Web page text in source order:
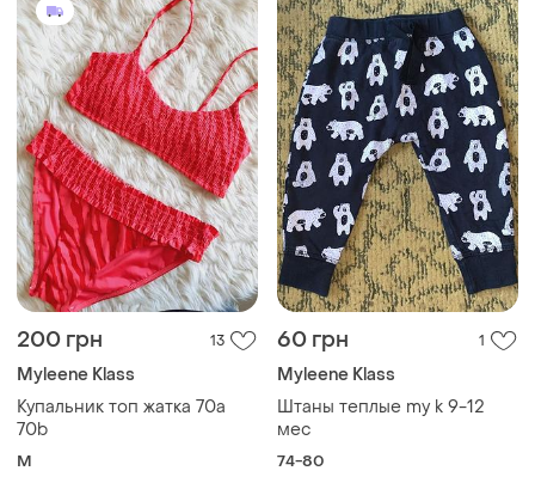
200 грн 13
Myleene Klass
Купальник топ жатка 70a
70b
M
60 грн 1
Myleene Klass
Штаны теплые my k 9-12
мес
74-80